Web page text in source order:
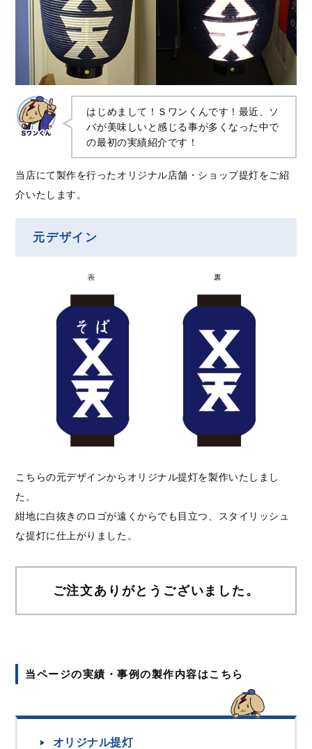
はじめまして！Ｓワンくんです！最近、ソ
バが美味しいと感じる事が多くなった中で
の最初の実績紹介です！
当店にて製作を行ったオリジナル店舗・ショップ提灯をご紹
介いたします。
元デザイン
こちらの元デザインからオリジナル提灯を製作いたしまし
た。
紺地に白抜きのロゴが遠くからでも目立つ、スタイリッシュ
な提灯に仕上がりました。
ご注文ありがとうございました。
当ページの実績・事例の製作内容はこちら
オリジナル提灯